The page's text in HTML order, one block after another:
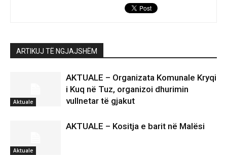
ARTIKUJ TË NGJAJSHËM
Aktuale
AKTUALE – Organizata Komunale Kryqi
i Kuq në Tuz, organizoi dhurimin
vullnetar të gjakut
Aktuale
AKTUALE – Kositja e barit në Malësi